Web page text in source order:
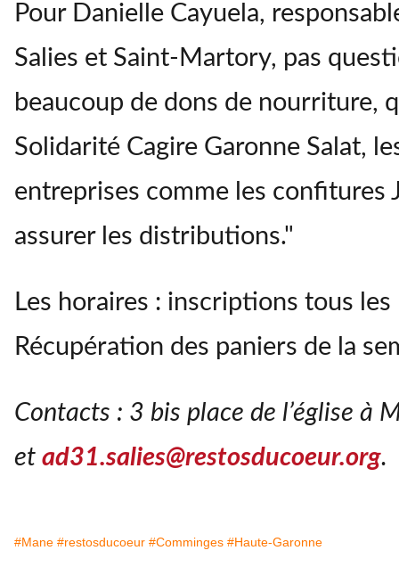
Pour Danielle Cayuela,
Salies et Saint-Martory, pas
beaucoup de dons de nourriture,
Solidarité Cagire Garonne Salat,
entreprises comme les confitures
assurer les distributions."
Les horaires : inscriptions tous
Récupération des paniers de la
Contacts : 3 bis place de l’église à
et ad31.salies@restosducoeur.org.
#Mane #restosducoeur #Comminges #Haute-Garonne